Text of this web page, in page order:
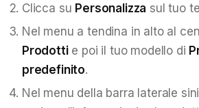
Clicca su Personalizza sul tuo
Nel menu a tendina in alto al
Prodottie poi il tuo modello di
predefinito.
Nel menu della barra laterale